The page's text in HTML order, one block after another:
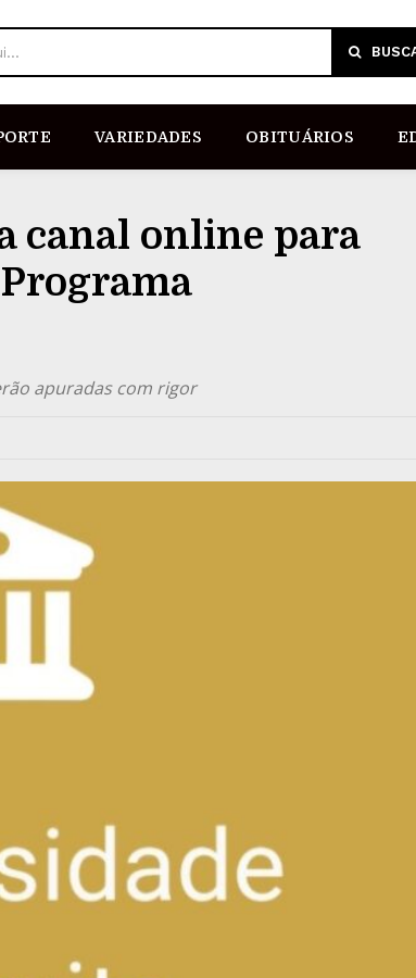
VARIEDADES OBITUÁRIOS
canal online para
apuradas com rigor